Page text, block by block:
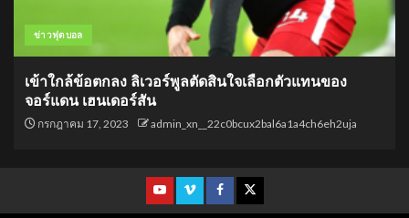
ข่าวฟุตบอล
เข้าใกล้ข้อตกลง ลิเวอร์พูลตัดสินใจเลือกตัวแทนของ
จอร์แดน เฮนเดอร์สัน
กรกฎาคม 17, 2023 admin_xn__22c0bcux2bal6a1a4ch6eh2uja